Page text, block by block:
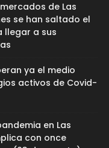
de Las
se han saltado el
llegar a sus
ya el medio
activos de Covid-
en Las
con once